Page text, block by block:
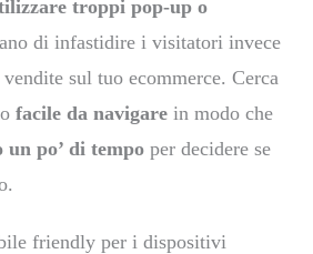
troppi pop-up o
di infastidire i visitatori invece
sul tuo ecommerce. Cerca
facile da navigare in modo che
un po’ di tempo per decidere se
friendly per i dispositivi